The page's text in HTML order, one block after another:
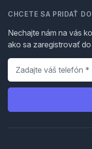
CHCETE SA PRIDAŤ
Nechajte nám na vás
ako sa zaregistrovať
Telefón